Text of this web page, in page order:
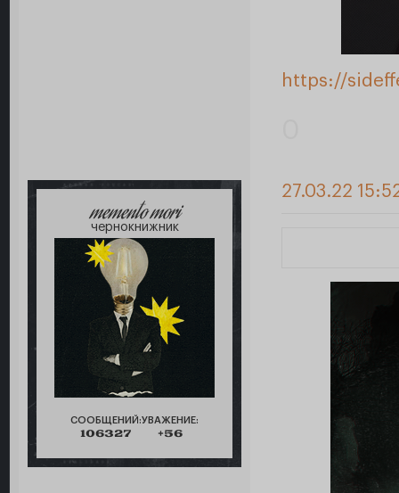
https://
memento mori
чернокнижник
СООБЩЕНИЙ:
106327
УВАЖЕНИЕ:
+56
27.03.22